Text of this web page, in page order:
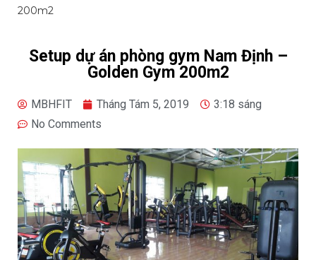
200m2
Setup dự án phòng gym Nam Định –
Golden Gym 200m2
MBHFIT Tháng Tám 5, 2019
3:18 sáng
No Comments